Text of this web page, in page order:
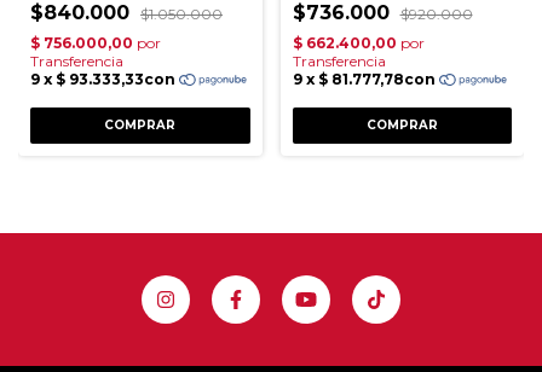
$840.000 $1.050.000 $736.000 $920.000